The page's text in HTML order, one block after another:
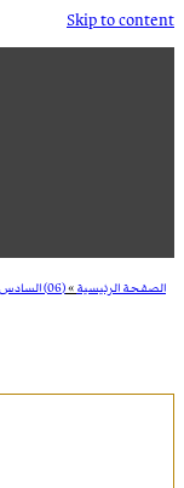
Skip to content
الصفحة الرئيسية»(06) السادس